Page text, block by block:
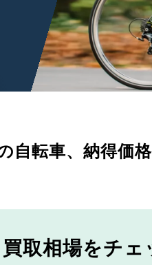
自転車、 納得価
買取相場をチェ